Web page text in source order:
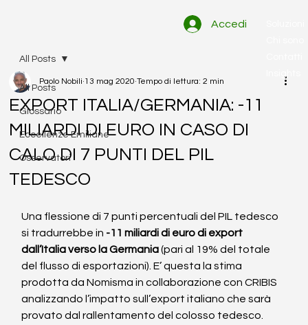
Accedi
All Posts
Glossario
Eccellenze Emiliane
Osservatori
All Posts
EXPORT ITALIA/GERMANIA: -11
MILIARDI DI EURO IN CASO DI
CALO DI 7 PUNTI DEL PIL
TEDESCO
Paolo Nobili 13 mag 2020 Tempo di lettura: 2 min
Una flessione di 7 punti percentuali del PIL tedesco
si tradurrebbe in -11 miliardi di euro di export
dall’Italia verso la Germania (pari al 19% del totale
del flusso di esportazioni). E’ questa la stima
prodotta da Nomisma in collaborazione con CRIBIS
analizzando l’impatto sull’export italiano che sarà
provato dal rallentamento del colosso tedesco.